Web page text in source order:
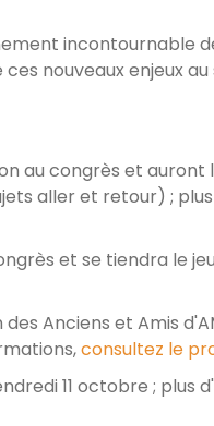
incontournable
nouveaux enjeux
au congrès et auront
aller et retour) ;
et se tiendra le
Anciens et Amis
consultez le
11 octobre ; plus